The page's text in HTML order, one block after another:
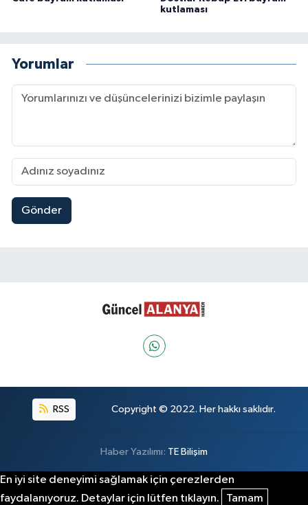
kutlaması
Yorumlar
Gönder
RSS Copyright © 2022. Her hakkı saklıdır.
Haber Yazılımı: TE Bilişim
En iyi site deneyimi sağlamak için çerezlerden
faydalanıyoruz. Detaylar için lütfen tıklayın.
Tamam